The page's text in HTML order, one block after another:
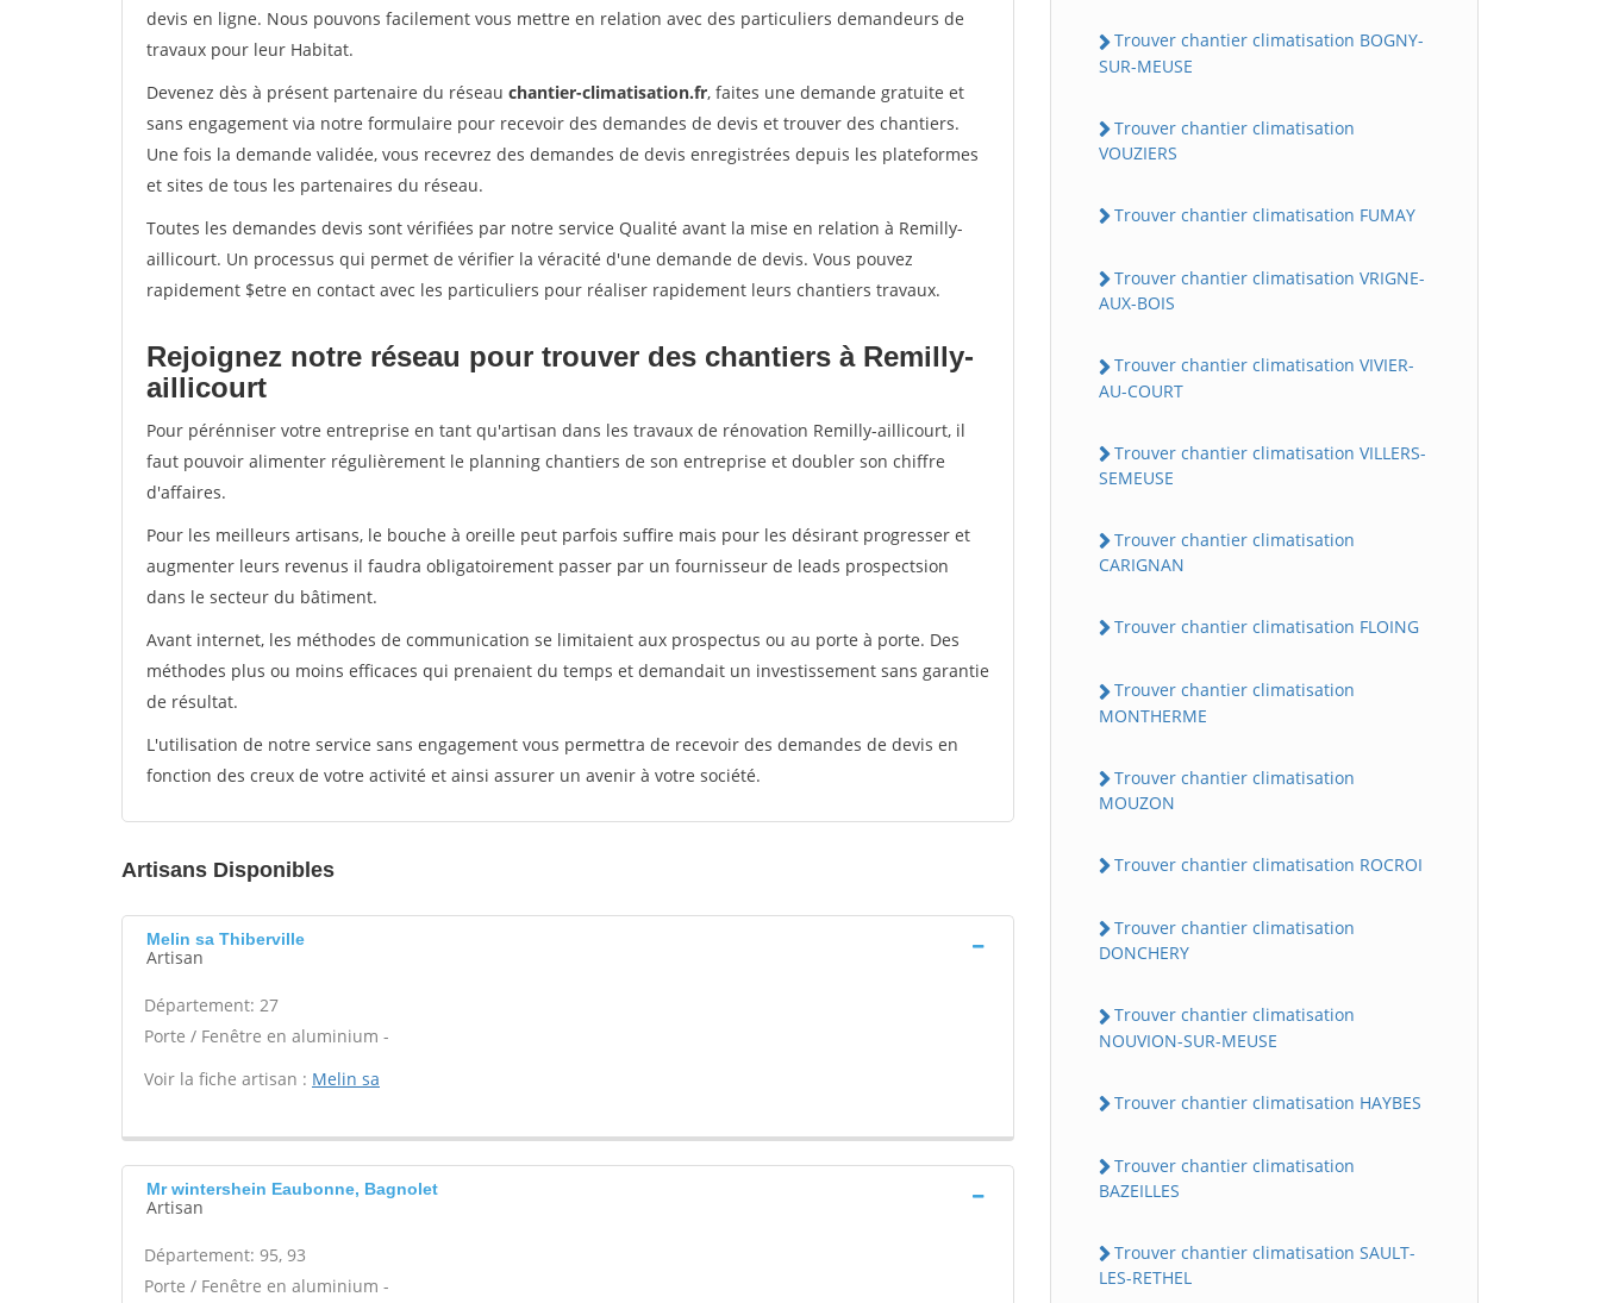
devis en ligne. Nous pouvons facilement vous mettre en relation avec des particuliers demandeurs de
travaux pour leur Habitat.
Devenez dès à présent partenaire du réseau chantier-climatisation.fr, faites une demande gratuite et
sans engagement via notre formulaire pour recevoir des demandes de devis et trouver des chantiers.
Une fois la demande validée, vous recevrez des demandes de devis enregistrées depuis les plateformes
et sites de tous les partenaires du réseau.
Toutes les demandes devis sont vérifiées par notre service Qualité avant la mise en relation à Remilly-
aillicourt. Un processus qui permet de vérifier la véracité d'une demande de devis. Vous pouvez
rapidement $etre en contact avec les particuliers pour réaliser rapidement leurs chantiers travaux.
Rejoignez notre réseau pour trouver des chantiers à Remilly-
aillicourt
Pour pérénniser votre entreprise en tant qu'artisan dans les travaux de rénovation Remilly-aillicourt, il
faut pouvoir alimenter régulièrement le planning chantiers de son entreprise et doubler son chiffre
d'affaires.
Pour les meilleurs artisans, le bouche à oreille peut parfois suffire mais pour les désirant progresser et
augmenter leurs revenus il faudra obligatoirement passer par un fournisseur de leads prospectsion
dans le secteur du bâtiment.
Avant internet, les méthodes de communication se limitaient aux prospectus ou au porte à porte. Des
méthodes plus ou moins efficaces qui prenaient du temps et demandait un investissement sans garantie
de résultat.
L'utilisation de notre service sans engagement vous permettra de recevoir des demandes de devis en
fonction des creux de votre activité et ainsi assurer un avenir à votre société.
Artisans Disponibles
Melin sa Thiberville
Artisan
Département: 27
Porte / Fenêtre en aluminium -
Voir la fiche artisan : Melin sa
Mr wintershein Eaubonne, Bagnolet
Artisan
Département: 95, 93
Porte / Fenêtre en aluminium -
Trouver chantier climatisation BOGNY-
SUR-MEUSE
Trouver chantier climatisation
VOUZIERS
Trouver chantier climatisation FUMAY
Trouver chantier climatisation VRIGNE-
AUX-BOIS
Trouver chantier climatisation VIVIER-
AU-COURT
Trouver chantier climatisation VILLERS-
SEMEUSE
Trouver chantier climatisation
CARIGNAN
Trouver chantier climatisation FLOING
Trouver chantier climatisation
MONTHERME
Trouver chantier climatisation
MOUZON
Trouver chantier climatisation ROCROI
Trouver chantier climatisation
DONCHERY
Trouver chantier climatisation
NOUVION-SUR-MEUSE
Trouver chantier climatisation HAYBES
Trouver chantier climatisation
BAZEILLES
Trouver chantier climatisation SAULT-
LES-RETHEL